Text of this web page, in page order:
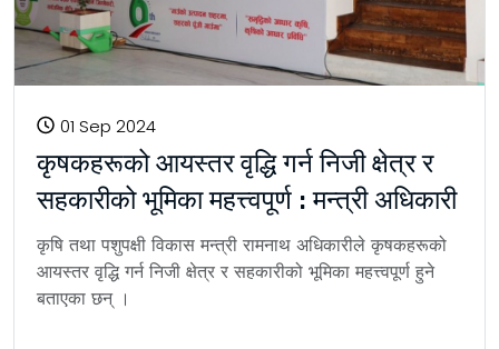
01 Sep 2024
कृषकहरूको आयस्तर वृद्धि गर्न निजी क्षेत्र र
सहकारीको भूमिका महत्त्वपूर्ण : मन्त्री अधिकारी
कृषि तथा पशुपक्षी विकास मन्त्री रामनाथ अधिकारीले कृषकहरूको
आयस्तर वृद्धि गर्न निजी क्षेत्र र सहकारीको भूमिका महत्त्वपूर्ण हुने
बताएका छन् ।